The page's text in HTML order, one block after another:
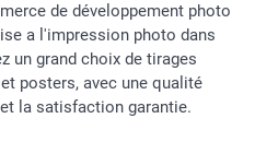
de développement photo
a l'impression photo dans
un grand choix de tirages
posters, avec une qualité
la satisfaction garantie.